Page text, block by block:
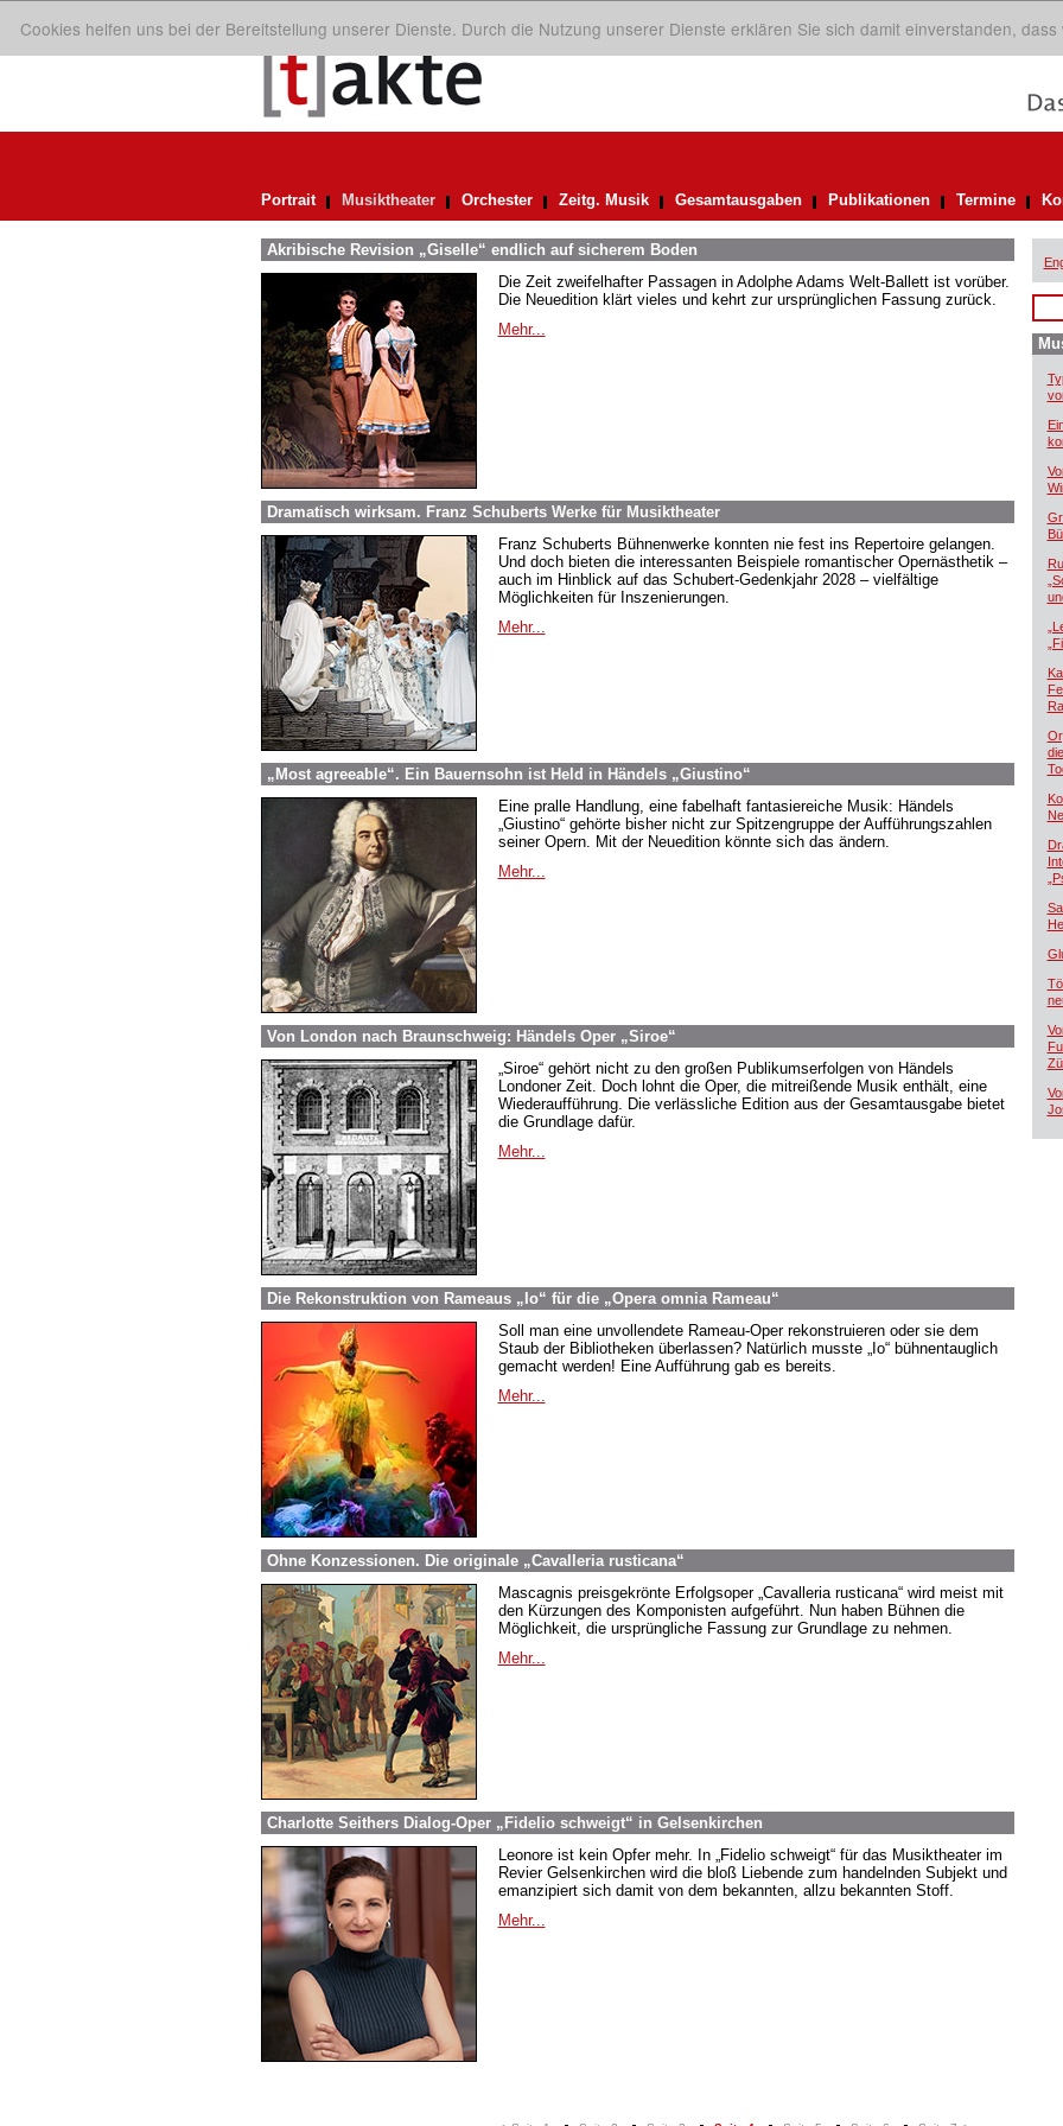
Cookies helfen uns bei der Bereitstellung unserer Dienste. Durch die Nutzung unserer Dienste erklären Sie sich damit einverstanden, dass
Portrait Musiktheater Orchester Zeitg. Musik Gesamtausgaben Publikationen Termine
Akribische Revision „Giselle“ endlich auf sicherem Boden
Die Zeit zweifelhafter Passagen in Adolphe Adams Welt-Ballett ist vorüber.
Die Neuedition klärt vieles und kehrt zur ursprünglichen Fassung zurück.
Mehr...
Dramatisch wirksam. Franz Schuberts Werke für Musiktheater
Franz Schuberts Bühnenwerke konnten nie fest ins Repertoire gelangen.
Und doch bieten die interessanten Beispiele romantischer Opernästhetik –
auch im Hinblick auf das Schubert-Gedenkjahr 2028 – vielfältige
Möglichkeiten für Inszenierungen.
Mehr...
„Most agreeable“. Ein Bauernsohn ist Held in Händels „Giustino“
Eine pralle Handlung, eine fabelhaft fantasiereiche Musik: Händels
„Giustino“ gehörte bisher nicht zur Spitzengruppe der Aufführungszahlen
seiner Opern. Mit der Neuedition könnte sich das ändern.
Mehr...
Von London nach Braunschweig: Händels Oper „Siroe“
„Siroe“ gehört nicht zu den großen Publikumserfolgen von Händels
Londoner Zeit. Doch lohnt die Oper, die mitreißende Musik enthält, eine
Wiederaufführung. Die verlässliche Edition aus der Gesamtausgabe bietet
die Grundlage dafür.
Mehr...
Die Rekonstruktion von Rameaus „Io“ für die „Opera omnia Rameau“
Soll man eine unvollendete Rameau-Oper rekonstruieren oder sie dem
Staub der Bibliotheken überlassen? Natürlich musste „Io“ bühnentauglich
gemacht werden! Eine Aufführung gab es bereits.
Mehr...
Ohne Konzessionen. Die originale „Cavalleria rusticana“
Mascagnis preisgekrönte Erfolgsoper „Cavalleria rusticana“ wird meist mit
den Kürzungen des Komponisten aufgeführt. Nun haben Bühnen die
Möglichkeit, die ursprüngliche Fassung zur Grundlage zu nehmen.
Mehr...
Charlotte Seithers Dialog-Oper „Fidelio schweigt“ in Gelsenkirchen
Leonore ist kein Opfer mehr. In „Fidelio schweigt“ für das Musiktheater im
Revier Gelsenkirchen wird die bloß Liebende zum handelnden Subjekt und
emanzipiert sich damit von dem bekannten, allzu bekannten Stoff.
Mehr...